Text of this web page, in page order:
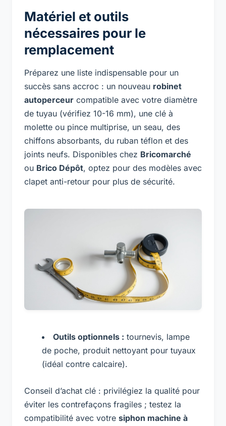
Matériel et outils
nécessaires pour le
remplacement
Préparez une liste indispensable pour un
succès sans accroc : un nouveau robinet
autoperceur compatible avec votre diamètre
de tuyau (vérifiez 10-16 mm), une clé à
molette ou pince multiprise, un seau, des
chiffons absorbants, du ruban téflon et des
joints neufs. Disponibles chez Bricomarché
ou Brico Dépôt, optez pour des modèles avec
clapet anti-retour pour plus de sécurité.
Outils optionnels : tournevis, lampe
de poche, produit nettoyant pour tuyaux
(idéal contre calcaire).
Conseil d’achat clé : privilégiez la qualité pour
éviter les contrefaçons fragiles ; testez la
compatibilité avec votre siphon machine à